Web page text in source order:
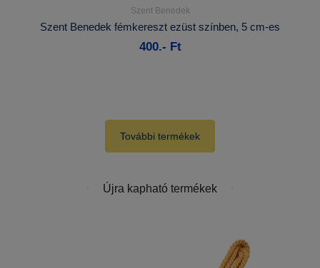
Kosárba
Szent Benedek
Szent Benedek fémkereszt ezüst színben, 5 cm-es
400.- Ft
További termékek
Újra kapható termékek